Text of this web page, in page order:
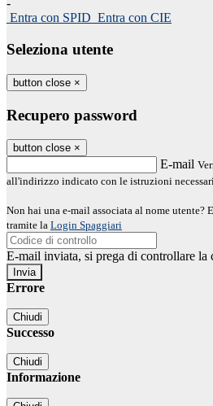
-
Entra con SPID Entra con CIE
Seleziona utente
button close ×
Recupero password
button close ×
E-mail
all'indirizzo indicato con le istruzioni
Non hai una e-mail associata al nome utente?
tramite la Login Spaggiari
E-mail inviata, si prega di controllare la
Errore
Chiudi
Successo
Chiudi
Informazione